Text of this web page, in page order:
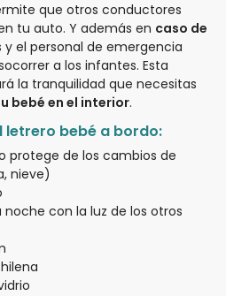
que otros conductores
tu auto. Y además en caso de
y el personal de emergencia
a los infantes. Esta
la tranquilidad que necesitas
bebé en el interior.
bebé a bordo:
protege de los cambios de
nieve)
con la luz de los otros